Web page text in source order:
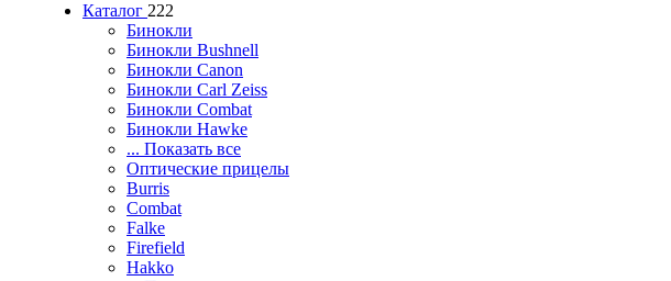
Каталог 222
Бинокли
Бинокли Bushnell
Бинокли Canon
Бинокли Carl Zeiss
Бинокли Combat
Бинокли Hawke
... Показать все
Оптические прицелы
Burris
Combat
Falke
Firefield
Hakko